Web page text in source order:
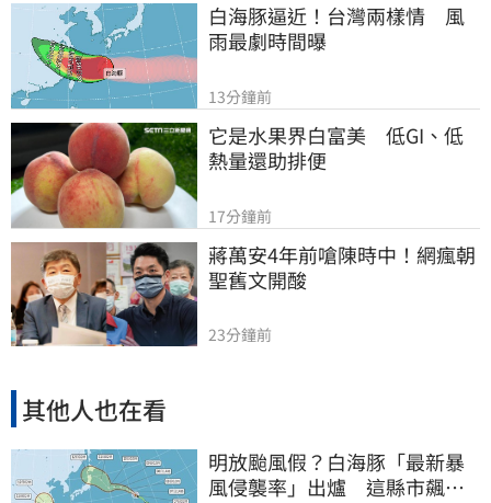
白海豚逼近！台灣兩樣情　風
雨最劇時間曝
13分鐘前
它是水果界白富美　低GI、低
熱量還助排便
17分鐘前
蔣萬安4年前嗆陳時中！網瘋朝
聖舊文開酸
23分鐘前
其他人也在看
明放颱風假？白海豚「最新暴
風侵襲率」出爐 這縣市飆